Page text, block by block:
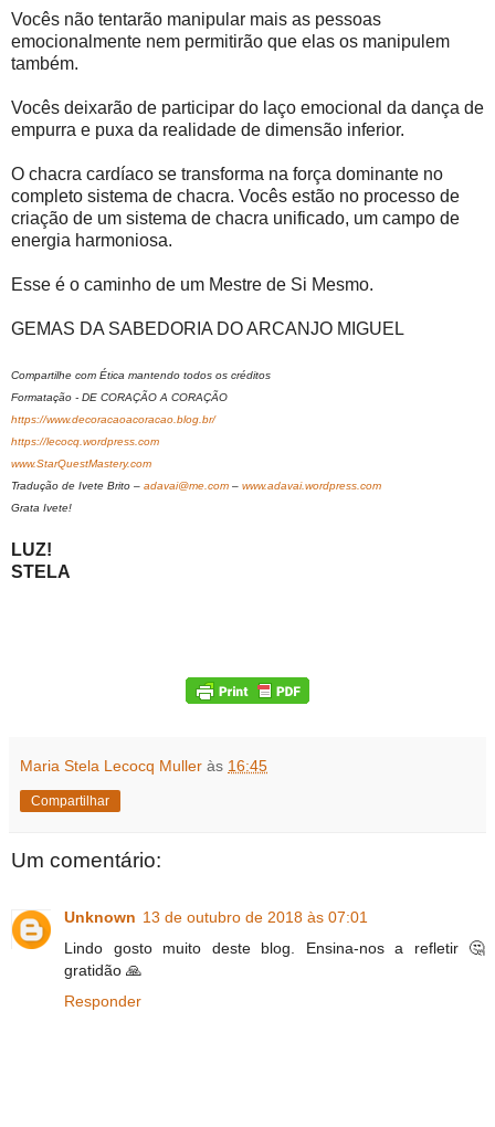
Vocês não tentarão manipular mais as pessoas
emocionalmente nem permitirão que elas os manipulem
também.
Vocês deixarão de participar do laço emocional da dança de
empurra e puxa da realidade de dimensão inferior.
O chacra cardíaco se transforma na força dominante no
completo sistema de chacra. Vocês estão no processo de
criação de um sistema de chacra unificado, um campo de
energia harmoniosa.
Esse é o caminho de um Mestre de Si Mesmo.
GEMAS DA SABEDORIA DO ARCANJO MIGUEL
Compartilhe com Ética mantendo todos os créditos
Formatação - DE CORAÇÃO A CORAÇÃO
https://www.decoracaoacoracao.blog.br/
https://lecocq.wordpress.com
www.StarQuestMastery.com
Tradução de Ivete Brito – adavai@me.com – www.adavai.wordpress.com
Grata Ivete!
LUZ!
STELA
Maria Stela Lecocq Muller às 16:45
Compartilhar
Um comentário:
Unknown 13 de outubro de 2018 às 07:01
Lindo gosto muito deste blog. Ensina-nos a refletir 🤔
gratidão 🙏
Responder